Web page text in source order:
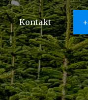
Kontakt